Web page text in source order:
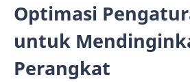
Optimasi
untuk
Perangkat